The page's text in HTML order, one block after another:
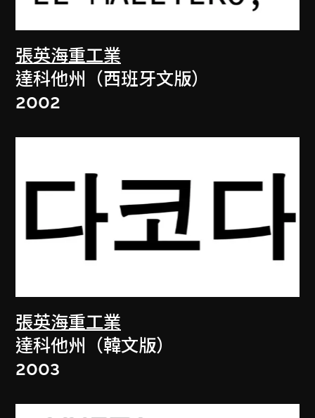
張英海重工業
達科他州（西班牙文版）
2002
張英海重工業
達科他州（韓文版）
2003